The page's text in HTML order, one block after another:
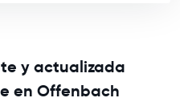
y actualizada
en Offenbach